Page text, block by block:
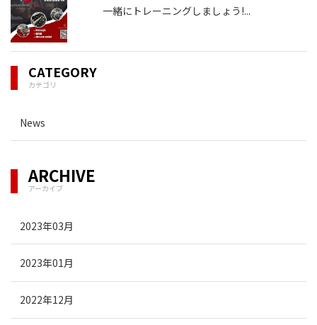
一緒にトレーニングしましょう!...
CATEGORY
カテゴリ
News
ARCHIVE
アーカイブ
2023年03月
2023年01月
2022年12月